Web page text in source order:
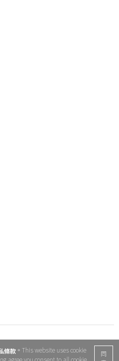
同
條款 。This website uses cookie